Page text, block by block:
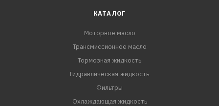
КАТАЛОГ
Моторное масло
Трансмиссионное масло
Тормозная жидкость
Гидравлическая жидкость
Фильтры
Охлаждающая жидкость